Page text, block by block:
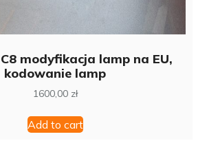
modyfikacja lamp na EU,
kodowanie lamp
1600,00 zł
Add to cart